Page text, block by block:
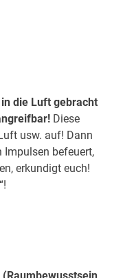
die Luft gebracht
Diese
usw. auf! Dann
Impulsen befeuert,
erkundigt euch!